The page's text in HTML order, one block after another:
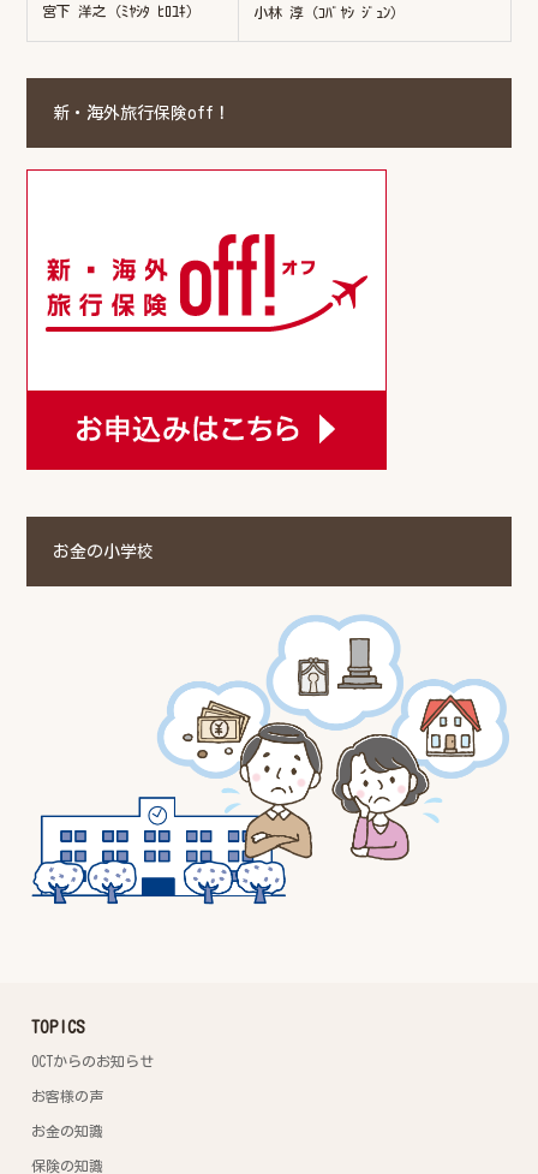
宮下 洋之（ﾐﾔｼﾀ ﾋﾛﾕｷ） 小林 淳（ｺﾊﾞﾔｼ ｼﾞｭﾝ）
新・海外旅行保険off！
お金の小学校
TOPICS
OCTからのお知らせ
お客様の声
お金の知識
保険の知識